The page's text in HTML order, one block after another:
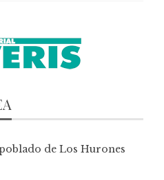
de Los Hurones